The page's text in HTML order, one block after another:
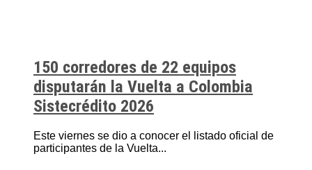
150 corredores de 22 equipos
disputarán la Vuelta a Colombia
Sistecrédito 2026
Este viernes se dio a conocer el listado oficial de
participantes de la Vuelta...